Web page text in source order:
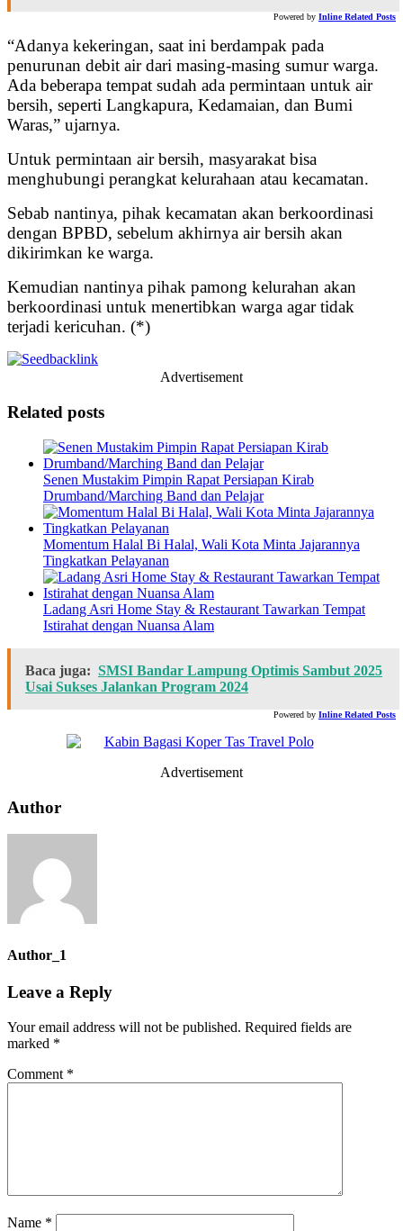
Powered by Inline Related Posts
“Adanya kekeringan, saat ini berdampak pada
penurunan debit air dari masing-masing sumur warga.
Ada beberapa tempat sudah ada permintaan untuk air
bersih, seperti Langkapura, Kedamaian, dan Bumi
Waras,” ujarnya.
Untuk permintaan air bersih, masyarakat bisa
menghubungi perangkat kelurahaan atau kecamatan.
Sebab nantinya, pihak kecamatan akan berkoordinasi
dengan BPBD, sebelum akhirnya air bersih akan
dikirimkan ke warga.
Kemudian nantinya pihak pamong kelurahan akan
berkoordinasi untuk menertibkan warga agar tidak
terjadi kericuhan. (*)
Advertisement
Related posts
Senen Mustakim Pimpin Rapat Persiapan Kirab
Drumband/Marching Band dan Pelajar
Momentum Halal Bi Halal, Wali Kota Minta Jajarannya
Tingkatkan Pelayanan
Ladang Asri Home Stay & Restaurant Tawarkan Tempat
Istirahat dengan Nuansa Alam
Baca juga: SMSI Bandar Lampung Optimis Sambut 2025
Usai Sukses Jalankan Program 2024
Powered by Inline Related Posts
Advertisement
Author
Author_1
Leave a Reply
Your email address will not be published. Required fields are
marked *
Comment *
Name *